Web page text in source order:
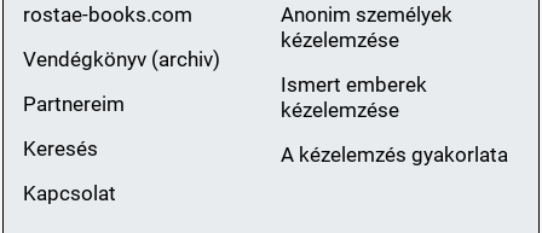
rostae-books.com
Vendégkönyv (archiv)
Partnereim
Keresés
Kapcsolat
Anonim személyek
kézelemzése
Ismert emberek
kézelemzése
A kézelemzés gyakorlata